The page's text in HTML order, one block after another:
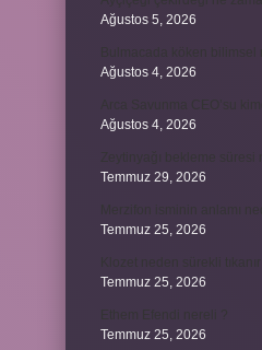
Ağustos 5, 2026
Ağustos 4, 2026
Ağustos 4, 2026
Temmuz 29, 2026
Temmuz 25, 2026
Temmuz 25, 2026
Temmuz 25, 2026